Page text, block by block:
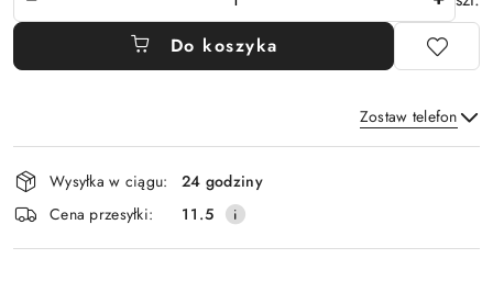
Do koszyka
Zostaw telefon
Wyślij
Dostępność
i
dostawa
Wysyłka w ciągu:
24 godziny
Cena przesyłki:
11.5